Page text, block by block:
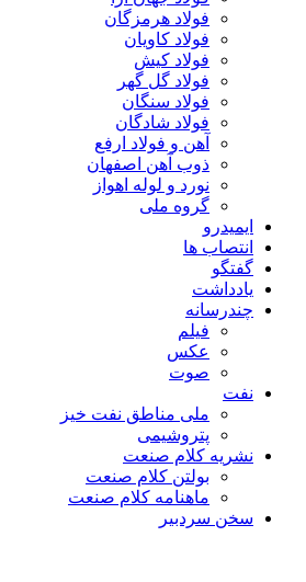
فولاد هرمزگان
فولاد کاویان
فولاد کیش
فولاد گل گهر
فولاد سنگان
فولاد شادگان
آهن و فولاد ارفع
ذوب آهن اصفهان
نورد و لوله اهواز
گروه ملی
ایمیدرو
انتصاب ها
گفتگو
یادداشت
چندرسانه
فیلم
عکس
صوت
نفت
ملی مناطق نفت خیز
پتروشیمی
نشریه کلام صنعت
بولتن کلام صنعت
ماهنامه کلام صنعت
سخن سردبیر